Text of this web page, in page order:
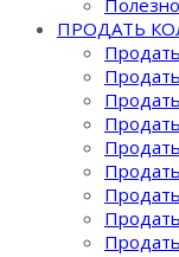
ПРОДАТЬ